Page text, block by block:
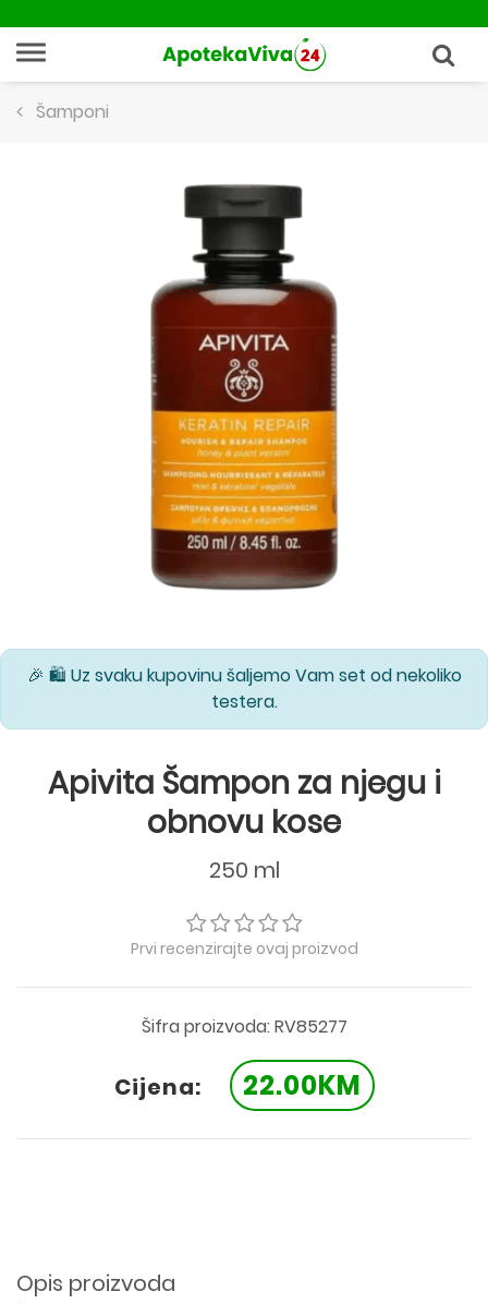
Šamponi
🎉 🛍️ Uz svaku kupovinu šaljemo Vam set od nekoliko
testera.
Apivita Šampon za njegu i
obnovu kose
250 ml
Prvi recenzirajte ovaj proizvod
Šifra proizvoda: RV85277
Cijena: 22.00KM
Opis proizvoda